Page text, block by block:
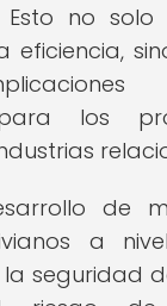
Esto no
eficiencia,
para los
de
a
seguridad